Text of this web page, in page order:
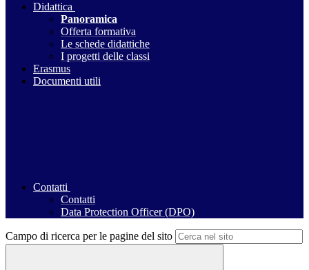
Didattica
Panoramica
Offerta formativa
Le schede didattiche
I progetti delle classi
Erasmus
Documenti utili
Contatti
Contatti
Data Protection Officer (DPO)
Campo di ricerca per le pagine del sito